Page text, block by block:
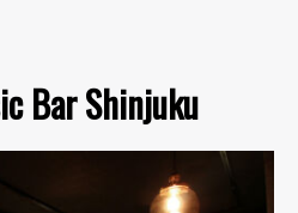
Bar Shinjuku